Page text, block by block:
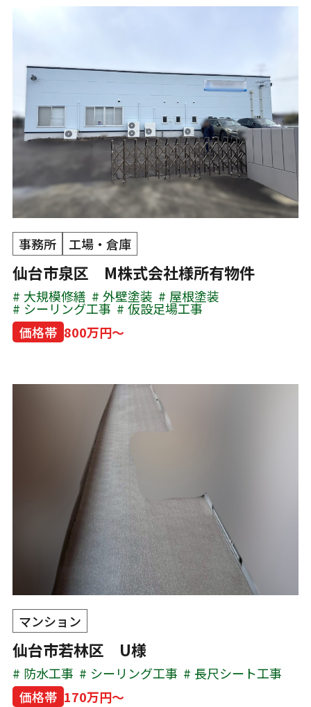
事務所 工場・倉庫
仙台市泉区 M株式会社様所有物件
大規模修繕 外壁塗装 屋根塗装
シーリング工事
仮設足場工事
価格帯 800万円～
マンション
仙台市若林区 U様
防水工事 シーリング工事
長尺シート工事
価格帯 170万円～